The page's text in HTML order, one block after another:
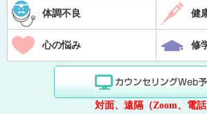
体調不良 健
心の悩み 修
対面、遠隔（Zoom、電話